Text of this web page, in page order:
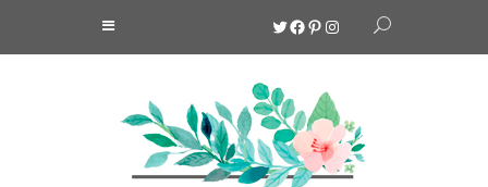
Twitter
Facebook
Pinterest
Instagram